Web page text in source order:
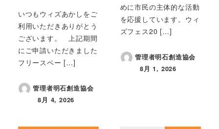
いつもウィズあかしをご
利用いただきありがとう
ございます。 上記期間
にご申請いただきました
フリースペー […]
管理者明石創造協会
投稿日
8月 4, 2026
めに市民の主体的な活動
を応援しています。ウィ
ズフェス20 […]
管理者明石創造協会
投稿日
8月 1, 2026